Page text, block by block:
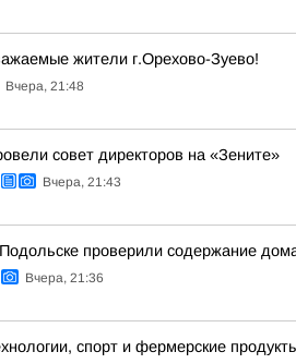
жители г.Орехово-Зуево!
Вчера, 21:48
совет директоров на «Зените»
Вчера, 21:43
проверили содержание
Вчера, 21:36
спорт и фермерские